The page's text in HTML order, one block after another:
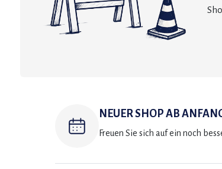
NEUER SHOP AB
Freuen Sie sich auf ein noch